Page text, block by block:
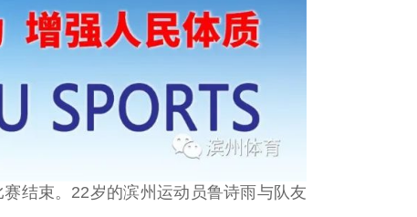
结束。22岁的滨州运动员鲁诗雨与队友